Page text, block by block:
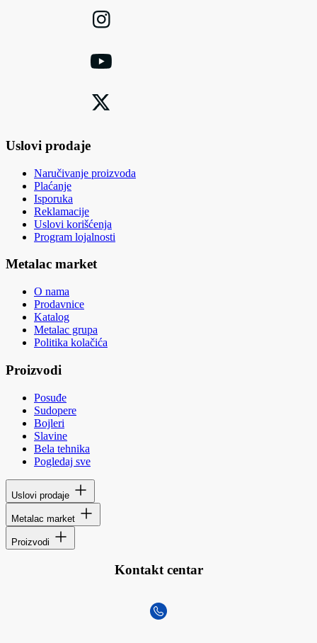
Uslovi prodaje
Naručivanje proizvoda
Plaćanje
Isporuka
Reklamacije
Uslovi korišćenja
Program lojalnosti
Metalac market
O nama
Prodavnice
Katalog
Metalac grupa
Politika kolačića
Proizvodi
Posuđe
Sudopere
Bojleri
Slavine
Bela tehnika
Pogledaj sve
Uslovi prodaje
Metalac market
Proizvodi
Kontakt centar